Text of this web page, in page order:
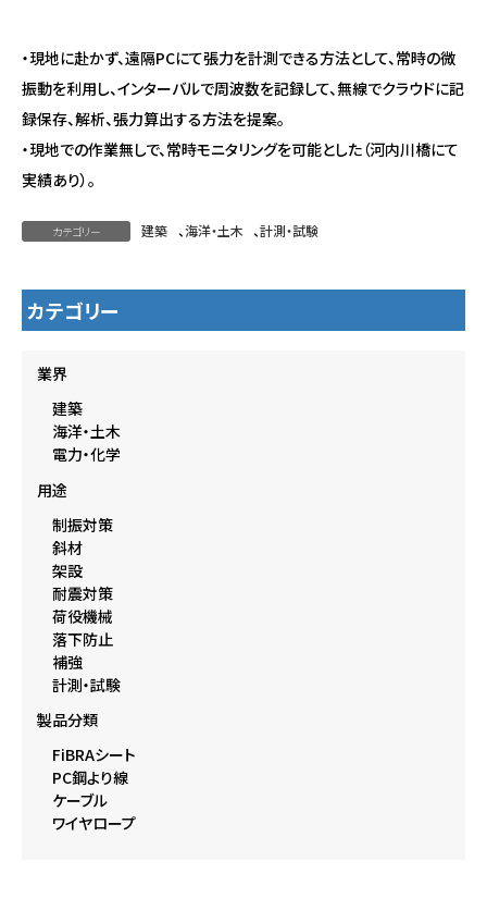
・現地に赴かず、遠隔PCにて張力を計測できる方法として、常時の微
振動を利用し、インターバルで周波数を記録して、無線でクラウドに記
録保存、解析、張力算出する方法を提案。
・現地での作業無しで、常時モニタリングを可能とした（河内川橋にて
実績あり）。
カテゴリー 建築 、海洋・土木 、計測・試験
カテゴリー
業界
建築
海洋・土木
電力・化学
用途
制振対策
斜材
架設
耐震対策
荷役機械
落下防止
補強
計測・試験
製品分類
FiBRAシート
PC鋼より線
ケーブル
ワイヤロープ